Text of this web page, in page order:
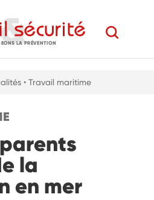
LA PRÉVENTION
• Travail maritime
la
en mer